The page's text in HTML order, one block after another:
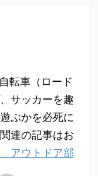
転車（ロード
サッカーを趣
ぶかを必死に
連の記事はお
アウトドア部